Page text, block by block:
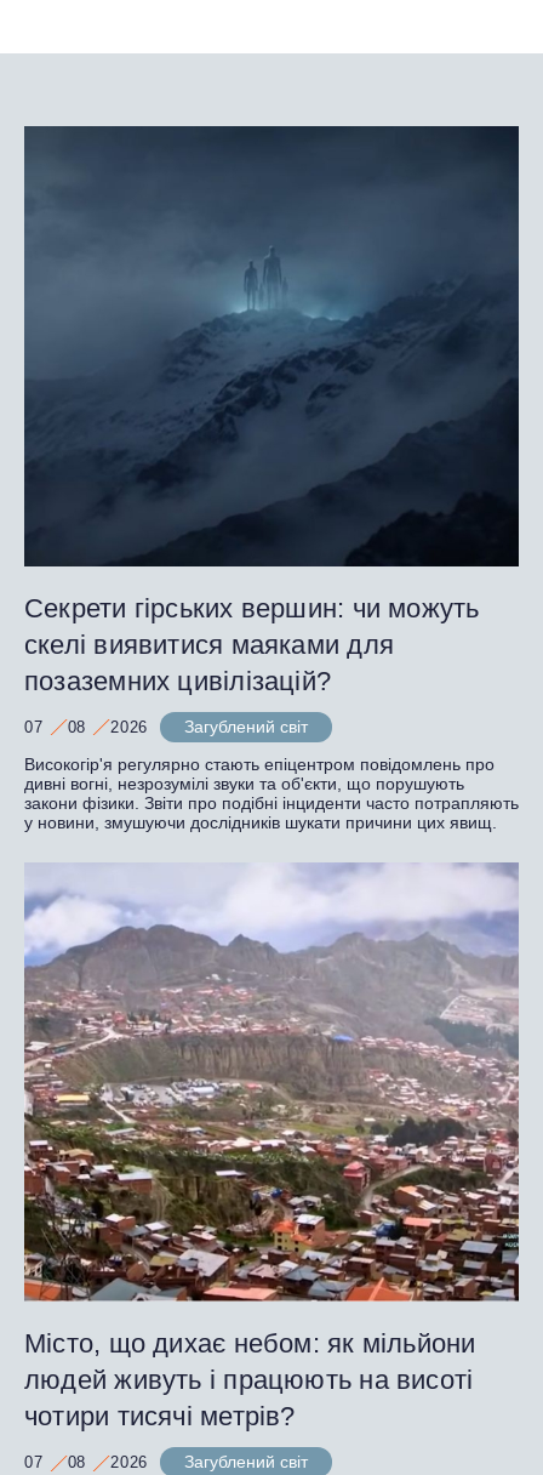
Секрети гірських вершин: чи можуть
скелі виявитися маяками для
позаземних цивілізацій?
07 08 2026
Загублений світ
Високогір'я регулярно стають епіцентром повідомлень про
дивні вогні, незрозумілі звуки та об'єкти, що порушують
закони фізики. Звіти про подібні інциденти часто потрапляють
у новини, змушуючи дослідників шукати причини цих явищ.
Місто, що дихає небом: як мільйони
людей живуть і працюють на висоті
чотири тисячі метрів?
07 08 2026
Загублений світ